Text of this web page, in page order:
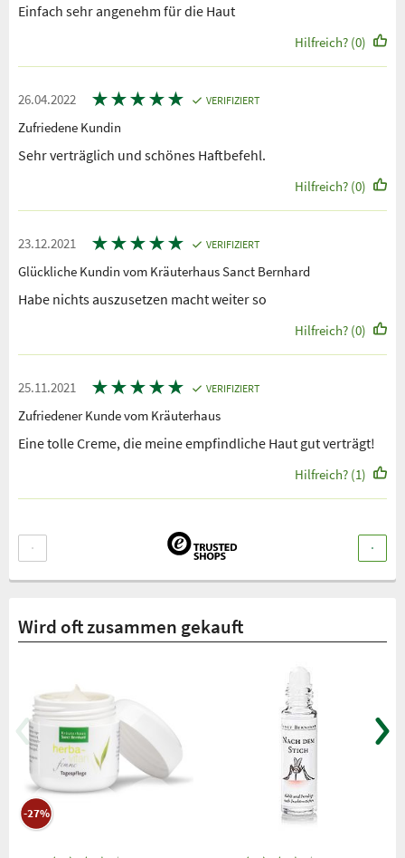
Einfach sehr angenehm für die Haut
Hilfreich? (0)
26.04.2022 ★★★★★ VERIFIZIERT
Zufriedene Kundin
Sehr verträglich und schönes Haftbefehl.
Hilfreich? (0)
23.12.2021 ★★★★★ VERIFIZIERT
Glückliche Kundin vom Kräuterhaus Sanct Bernhard
Habe nichts auszusetzen macht weiter so
Hilfreich? (0)
25.11.2021 ★★★★★ VERIFIZIERT
Zufriedener Kunde vom Kräuterhaus
Eine tolle Creme, die meine empfindliche Haut gut verträgt!
Hilfreich? (1)
Wird oft zusammen gekauft
-27%